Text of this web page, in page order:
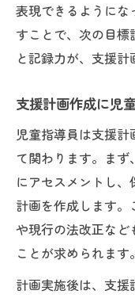
表現できるように
すことで、次の目
と記録力が、支援計
支援計画作成に児
児童指導員は支援
て関わります。ま
にアセスメントし
計画を作成します
や現行の法改正など
ことが求められます。
計画実施後は、支